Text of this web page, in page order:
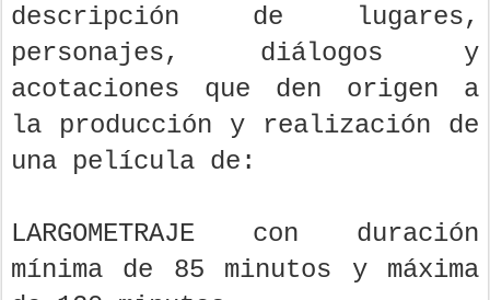
descripción de lugares,
personajes, diálogos y
acotaciones que den origen a
la producción y realización de
una película de:
LARGOMETRAJE con duración
mínima de 85 minutos y máxima